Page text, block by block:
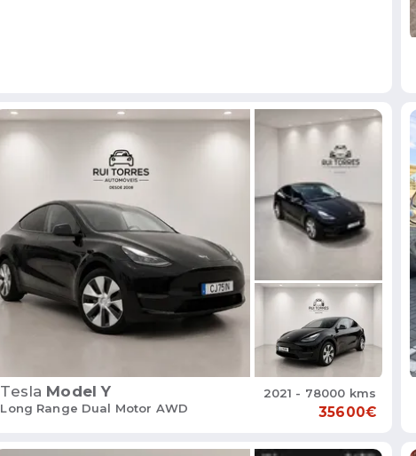
Tesla Model Y
Long Range Dual Motor AWD
2021 - 78000 kms
35600€